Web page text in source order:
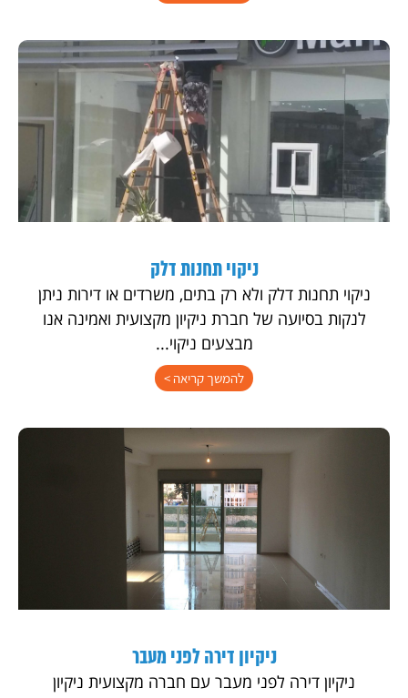
ניקוי תחנות דלק
ניקוי תחנות דלק ולא רק בתים, משרדים או דירות ניתן
לנקות בסיועה של חברת ניקיון מקצועית ואמינה אנו
מבצעים ניקוי...
להמשך קריאה >
ניקיון דירה לפני מעבר
ניקיון דירה לפני מעבר עם חברה מקצועית ניקיון